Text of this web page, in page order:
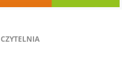
CZYTELNIA